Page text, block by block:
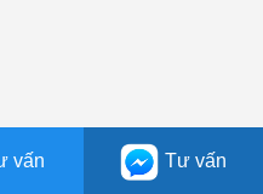
vấn Tư vấn